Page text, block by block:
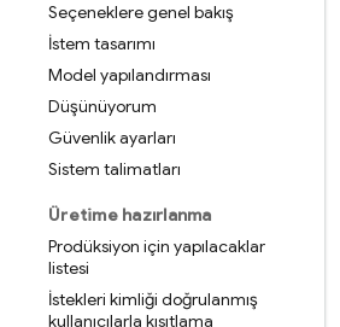
Seçeneklere genel bakış
İstem tasarımı
Model yapılandırması
Düşünüyorum
Güvenlik ayarları
Sistem talimatları
Üretime hazırlanma
Prodüksiyon için yapılacaklar
listesi
İstekleri kimliği doğrulanmış
kullanıcılarla kısıtlama